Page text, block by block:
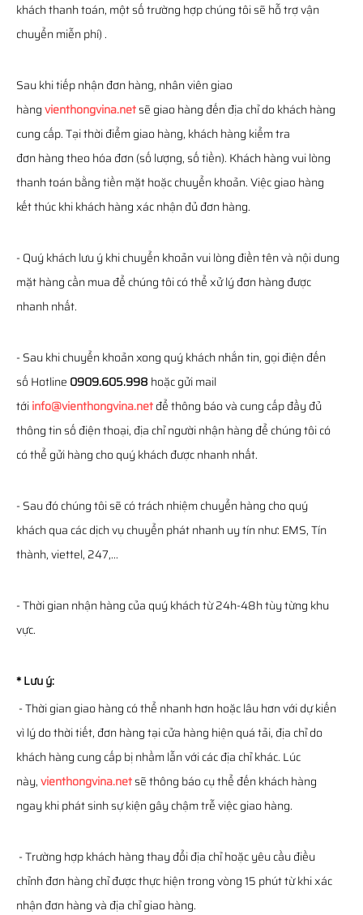
khách thanh toán, một số trường hợp chúng tôi sẽ hỗ trợ vận
chuyển miễn phí) .
Sau khi tiếp nhận đơn hàng, nhân viên giao
hàngvienthongvina.netsẽ giao hàng đến địa chỉ do khách hàng
cung cấp. Tại thời điểm giao hàng, khách hàng kiểm tra
đơn hàng theo hóa đơn (số lượng, số tiền). Khách hàng vui lòng
thanh toán bằng tiền mặt hoặc chuyển khoản. Việc giao hàng
kết thúc khi khách hàng xác nhận đủ đơn hàng.
- Quý khách lưu ý khi chuyển khoản vui lòng điền tên và nội dung
mặt hàng cần mua để chúng tôi có thể xử lý đơn hàng được
nhanh nhất.
- Sau khi chuyển khoản xong quý khách nhắn tin, gọi điện đến
số Hotline 0909.605.998 hoặc gửi mail
tớiinfo@vienthongvina.netđể thông báo và cung cấp đầy đủ
thông tin số điện thoại, địa chỉ người nhận hàng để chúng tôi có
có thể gửi hàng cho quý khách được nhanh nhất.
- Sau đó chúng tôi sẽ có trách nhiệm chuyển hàng cho quý
khách qua các dịch vụ chuyển phát nhanh uy tín như: EMS, Tín
thành, viettel, 247,...
- Thời gian nhận hàng của quý khách từ 24h-48h tùy từng khu
vực.
* Lưu ý:
- Thời gian giao hàng có thể nhanh hơn hoặc lâu hơn với dự kiến
vì lý do thời tiết, đơn hàng tại cửa hàng hiện quá tải, địa chỉ do
khách hàng cung cấp bị nhầm lẫn với các địa chỉ khác. Lúc
này,vienthongvina.netsẽ thông báo cụ thể đến khách hàng
ngay khi phát sinh sự kiện gây chậm trễ việc giao hàng.
- Trường hợp khách hàng thay đổi địa chỉ hoặc yêu cầu điều
chỉnh đơn hàng chỉ được thực hiện trong vòng 15 phút từ khi xác
nhận đơn hàng và địa chỉ giao hàng.